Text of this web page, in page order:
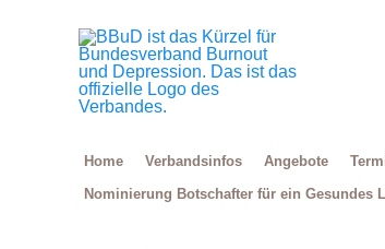
Home Verbandsinfos Angebote
Nominierung Botschafter für ein Gesundes